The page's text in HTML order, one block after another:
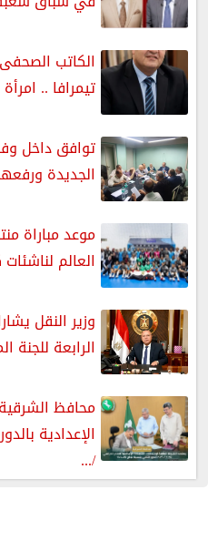
الكاتب
تيمرافا ..
توافق داخل
الجديدة
موعد مباراة
العالم
وزير النقل
الرابعة للجنة
محافظ
/...